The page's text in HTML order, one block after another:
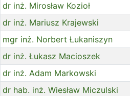
dr inż. Mirosław Kozioł
dr inż. Mariusz Krajewski
mgr inż. Norbert Łukaniszyn
dr inż. Łukasz Macioszek
dr inż. Adam Markowski
dr hab. inż. Wiesław Miczulski